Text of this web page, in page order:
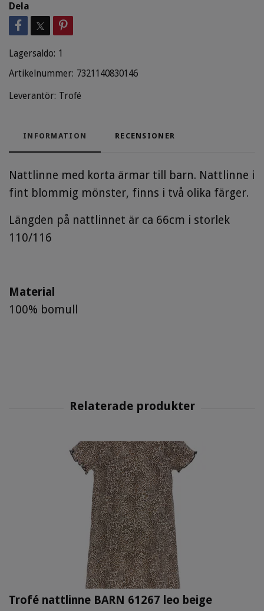
Dela
Lagersaldo: 1
Artikelnummer: 7321140830146
Leverantör: Trofé
INFORMATION RECENSIONER
Nattlinne med korta ärmar till barn. Nattlinne i
fint blommig mönster, finns i två olika färger.
Längden på nattlinnet är ca 66cm i storlek
110/116
Material
100% bomull
Trofé nattlinne BARN 61267 leo beige